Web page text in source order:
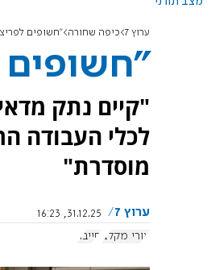
ערוץ 7 כיפה שחורה "חשופים
"קיים נתק
לכלי העבודה
מוסדרת"
ערוץ 7
31.12.25, 16:23
אורי מקלב סייבר